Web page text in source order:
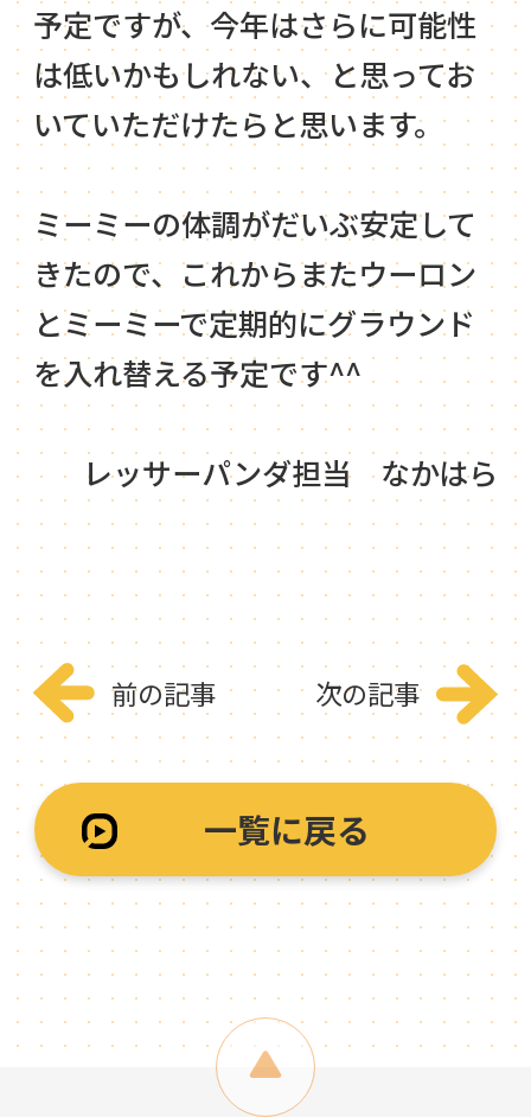
予定ですが、今年はさらに可能性
は低いかもしれない、と思ってお
いていただけたらと思います。
ミーミーの体調がだいぶ安定して
きたので、これからまたウーロン
とミーミーで定期的にグラウンド
を入れ替える予定です^^
レッサーパンダ担当 なかはら
前の記事
一覧に戻る
次の記事